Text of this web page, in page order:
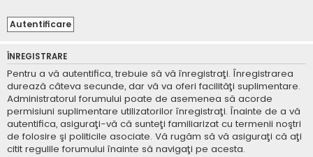
ÎNREGISTRARE
Pentru a vă autentifica, trebuie să vă înregistraţi. Înregistrarea
durează câteva secunde, dar vă va oferi facilităţi suplimentare.
Administratorul forumului poate de asemenea să acorde
permisiuni suplimentare utilizatorilor înregistraţi. Înainte de a vă
autentifica, asiguraţi-vă că sunteţi familiarizat cu termenii noştri
de folosire şi politicile asociate. Vă rugăm să vă asiguraţi că aţi
citit regulile forumului înainte să navigaţi pe acesta.